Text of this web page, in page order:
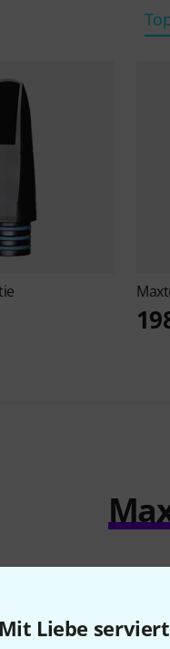
Mit Liebe